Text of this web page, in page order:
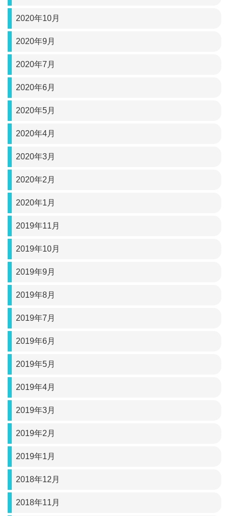
2020年10月
2020年9月
2020年7月
2020年6月
2020年5月
2020年4月
2020年3月
2020年2月
2020年1月
2019年11月
2019年10月
2019年9月
2019年8月
2019年7月
2019年6月
2019年5月
2019年4月
2019年3月
2019年2月
2019年1月
2018年12月
2018年11月